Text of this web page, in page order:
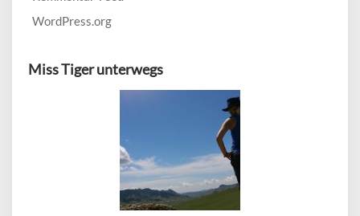
WordPress.org
Miss Tiger unterwegs